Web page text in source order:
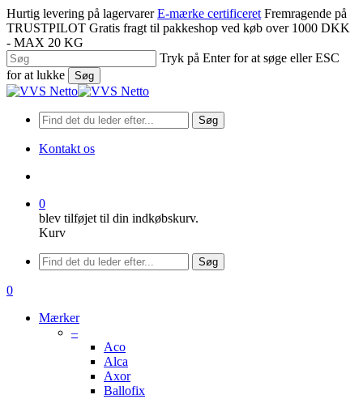
Spring
til
hovedindhold
Hurtig levering på lagervarer E-mærke certificeret Fremragende på
TRUSTPILOT Gratis fragt til pakkeshop ved køb over 1000 DKK
- MAX 20 KG
Tryk på Enter for at søge eller ESC
for at lukke
Søg
Luk
Søg
Kontakt os
0
blev tilføjet til din indkøbskurv.
Kurv
Menu
Søg
søge
0
Mærker
–
Aco
Alca
Axor
Ballofix